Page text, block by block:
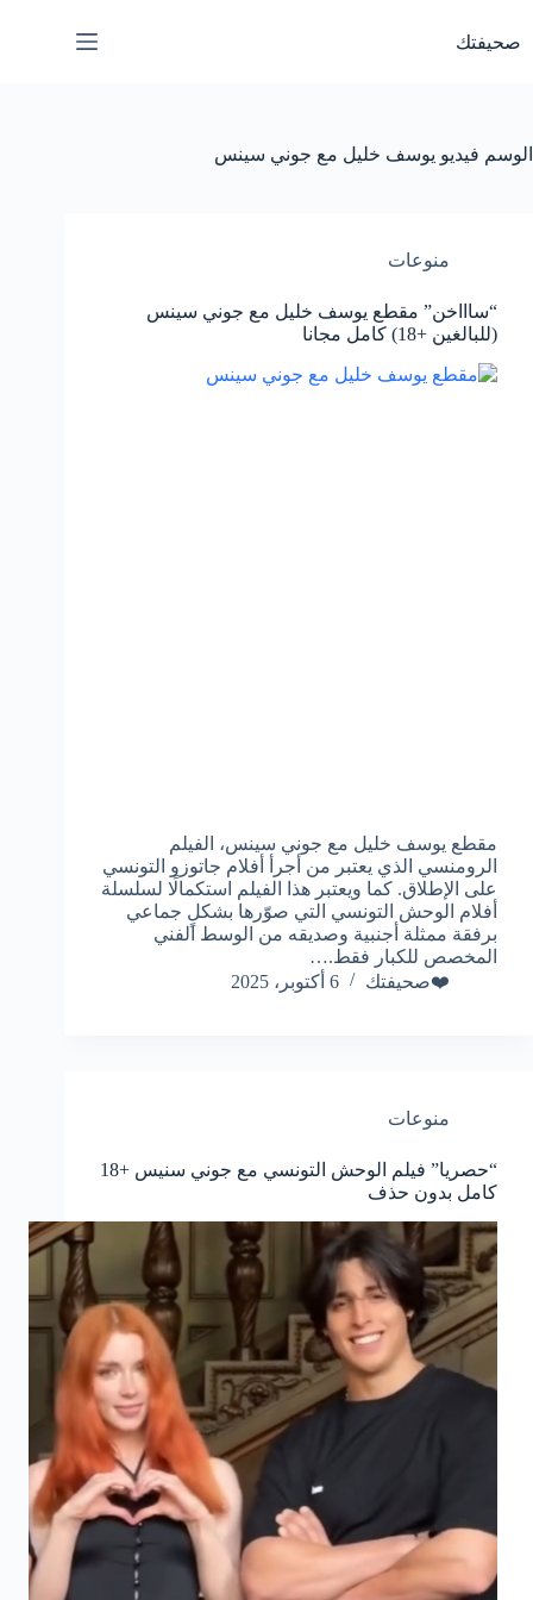
المحتوى
صحيفتك
الوسم فيديو يوسف خليل مع جوني سينس
منوعات
“ساااخن” مقطع يوسف خليل مع جوني سينس
(للبالغين +18) كامل مجانا
مقطع يوسف خليل مع جوني سينس، الفيلم
الرومنسي الذي يعتبر من أجرأ أفلام جاتوزو التونسي
على الإطلاق. كما ويعتبر هذا الفيلم استكمالًا لسلسلة
أفلام الوحش التونسي التي صوّرها بشكلٍ جماعي
برفقة ممثلة أجنبية وصديقه من الوسط الفني
المخصص للكبار فقط.…
❤️صحيفتك
6 أكتوبر، 2025
منوعات
“حصريا” فيلم الوحش التونسي مع جوني سنيس +18
كامل بدون حذف